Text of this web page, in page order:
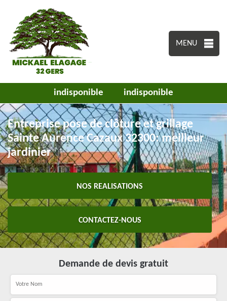
MENU
indisponible indisponible
Entreprise pose de clôture et grillage
Sainte Aurence Cazaux 32300: meilleur
jardinier
NOS REALISATIONS
CONTACTEZ-NOUS
Demande de devis gratuit